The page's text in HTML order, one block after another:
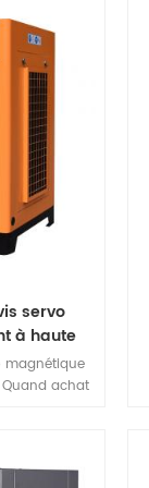
moteur à
taille, un
un bon
servo
à haute
magnétique
achat
.HUADA